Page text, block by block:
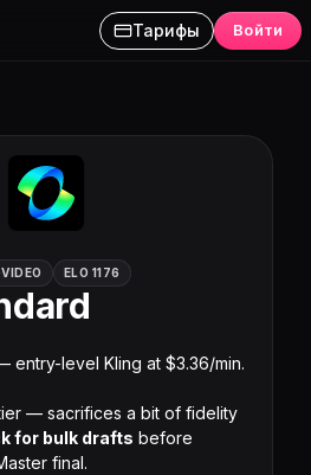
Тарифы Войти
на Twin AI
ELO 1176
entry-level Kling at $3.36/min.
— sacrifices a bit of fidelity
for bulk drafts before
final.